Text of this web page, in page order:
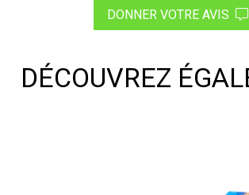
DONNER VOTRE AVIS
DÉCOUVREZ